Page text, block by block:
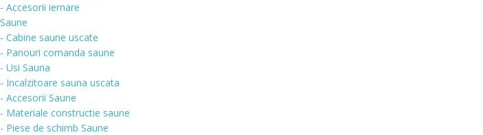
- Accesorii iernare
Saune
- Cabine saune uscate
- Panouri comanda saune
- Usi Sauna
- Incalzitoare sauna uscata
- Accesorii Saune
- Materiale constructie saune
- Piese de schimb Saune